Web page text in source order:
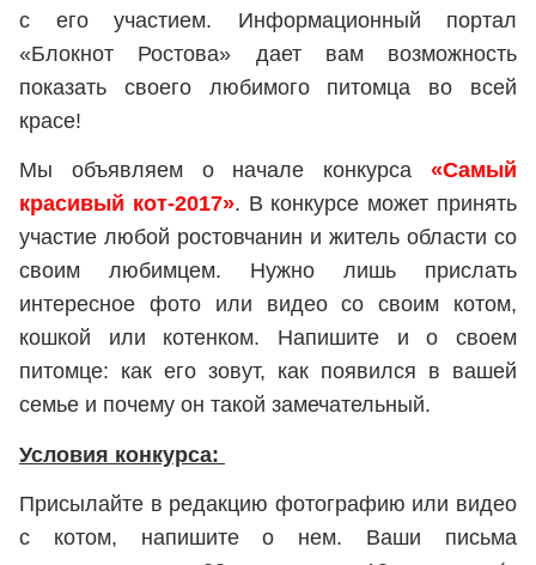
с его участием. Информационный портал
«Блокнот Ростова» дает вам возможность
показать своего любимого питомца во всей
красе!
Мы объявляем о начале конкурса «Самый
красивый кот-2017». В конкурсе может принять
участие любой ростовчанин и житель области со
своим любимцем. Нужно лишь прислать
интересное фото или видео со своим котом,
кошкой или котенком. Напишите и о своем
питомце: как его зовут, как появился в вашей
семье и почему он такой замечательный.
Условия конкурса:
Присылайте в редакцию фотографию или видео
с котом, напишите о нем. Ваши письма